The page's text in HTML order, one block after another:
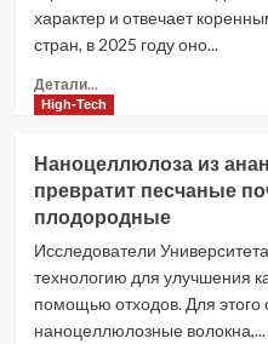
Африканского
континента
Лавров
характер и отвечает
стран, в 2025 году оно...
Детали...
больше
поздравил
Си
Цзиньпина
Праздником
весны
и
High-Tech
Наноцеллюлоза из
превратит песчаные
плодородные
Исследователи
технологию для улучшения
помощью отходов. Для этого
наноцеллюлозные волокна,...